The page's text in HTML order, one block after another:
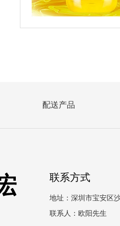
配送产品
联系方式
地址：深圳市宝安区
联系人：欧阳先生